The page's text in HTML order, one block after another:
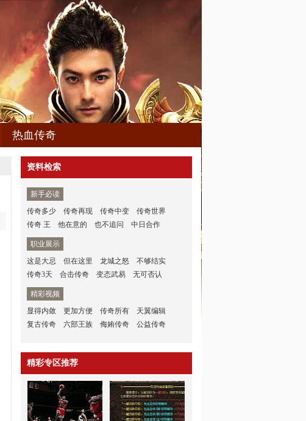
热血传奇
资料检索
新手必读
传奇多少
传奇再现 传奇中变
传奇世界
传奇 王
他在意的 也不追问 中日合作
职业展示
这是大忌
但在这里 龙城之怒
不够结实
传奇3天
合击传奇 变态武易 无可否认
精彩视频
显得内敛
更加方便 传奇所有
天翼编辑
复古传奇
六部王族 侮姷传奇 公益传奇
精彩专区推荐